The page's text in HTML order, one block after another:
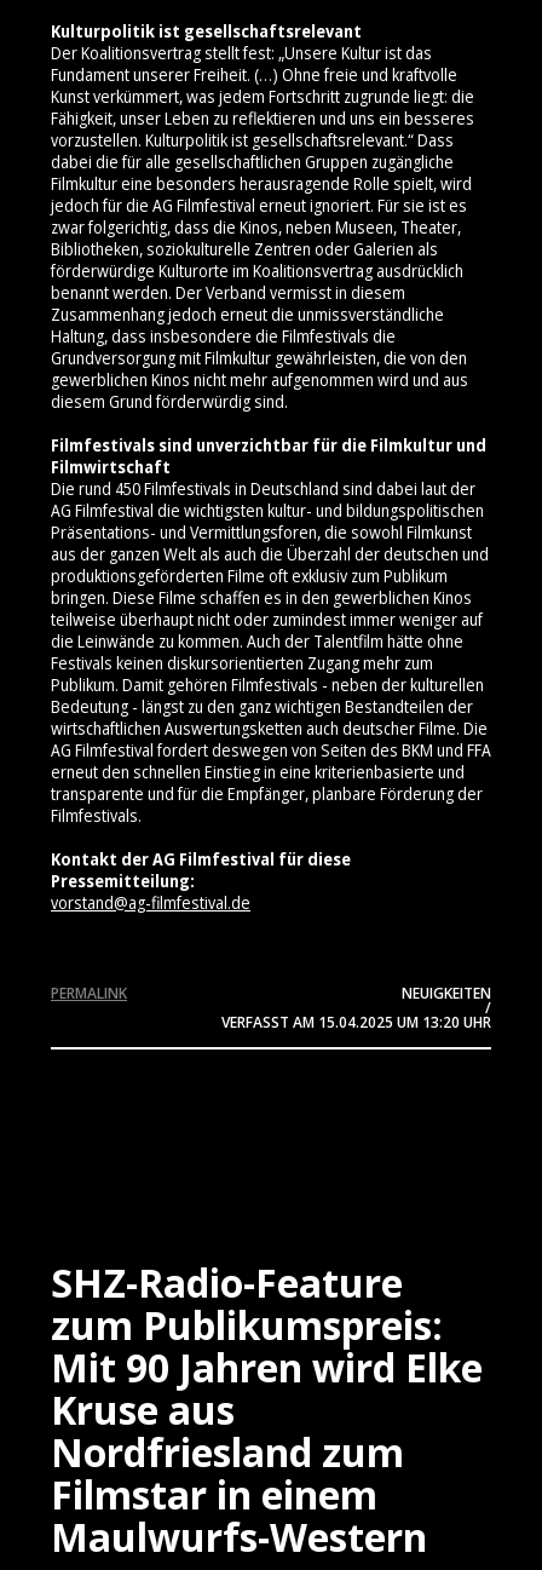
Kulturpolitik ist gesellschaftsrelevant
Der Koalitionsvertrag stellt fest: „Unsere Kultur ist das
Fundament unserer Freiheit. (…) Ohne freie und kraftvolle
Kunst verkümmert, was jedem Fortschritt zugrunde liegt: die
Fähigkeit, unser Leben zu reflektieren und uns ein besseres
vorzustellen. Kulturpolitik ist gesellschaftsrelevant.“ Dass
dabei die für alle gesellschaftlichen Gruppen zugängliche
Filmkultur eine besonders herausragende Rolle spielt, wird
jedoch für die AG Filmfestival erneut ignoriert. Für sie ist es
zwar folgerichtig, dass die Kinos, neben Museen, Theater,
Bibliotheken, soziokulturelle Zentren oder Galerien als
förderwürdige Kulturorte im Koalitionsvertrag ausdrücklich
benannt werden. Der Verband vermisst in diesem
Zusammenhang jedoch erneut die unmissverständliche
Haltung, dass insbesondere die Filmfestivals die
Grundversorgung mit Filmkultur gewährleisten, die von den
gewerblichen Kinos nicht mehr aufgenommen wird und aus
diesem Grund förderwürdig sind.
Filmfestivals sind unverzichtbar für die Filmkultur und
Filmwirtschaft
Die rund 450 Filmfestivals in Deutschland sind dabei laut der
AG Filmfestival die wichtigsten kultur- und bildungspolitischen
Präsentations- und Vermittlungsforen, die sowohl Filmkunst
aus der ganzen Welt als auch die Überzahl der deutschen und
produktionsgeförderten Filme oft exklusiv zum Publikum
bringen. Diese Filme schaffen es in den gewerblichen Kinos
teilweise überhaupt nicht oder zumindest immer weniger auf
die Leinwände zu kommen. Auch der Talentfilm hätte ohne
Festivals keinen diskursorientierten Zugang mehr zum
Publikum. Damit gehören Filmfestivals - neben der kulturellen
Bedeutung - längst zu den ganz wichtigen Bestandteilen der
wirtschaftlichen Auswertungsketten auch deutscher Filme. Die
AG Filmfestival fordert deswegen von Seiten des BKM und FFA
erneut den schnellen Einstieg in eine kriterienbasierte und
transparente und für die Empfänger, planbare Förderung der
Filmfestivals.
Kontakt der AG Filmfestival für diese
Pressemitteilung:
vorstand@ag-filmfestival.de
NEUIGKEITEN
/
VERFASST AM 15.04.2025 UM 13:20 UHR
PERMALINK
SHZ-Radio-Feature
zum Publikumspreis:
Mit 90 Jahren wird Elke
Kruse aus
Nordfriesland zum
Filmstar in einem
Maulwurfs-Western